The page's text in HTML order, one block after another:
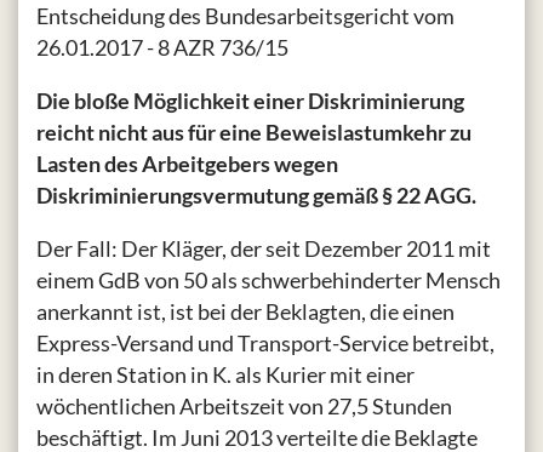
Entscheidung des Bundesarbeitsgericht vom
26.01.2017 - 8 AZR 736/15
Die bloße Möglichkeit einer Diskriminierung
reicht nicht aus für eine Beweislastumkehr zu
Lasten des Arbeitgebers wegen
Diskriminierungsvermutung gemäß § 22 AGG.
Der Fall: Der Kläger, der seit Dezember 2011 mit
einem GdB von 50 als schwerbehinderter Mensch
anerkannt ist, ist bei der Beklagten, die einen
Express-Versand und Transport-Service betreibt,
in deren Station in K. als Kurier mit einer
wöchentlichen Arbeitszeit von 27,5 Stunden
beschäftigt. Im Juni 2013 verteilte die Beklagte